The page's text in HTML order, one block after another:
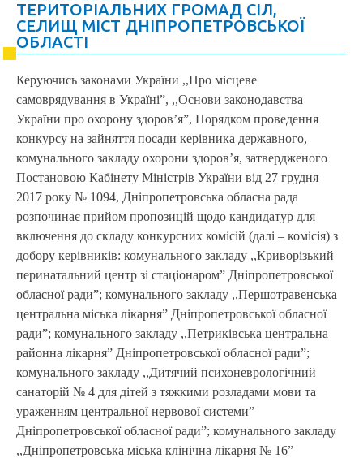
ТЕРИТОРІАЛЬНИХ ГРОМАД СІЛ,
СЕЛИЩ МІСТ ДНІПРОПЕТРОВСЬКОЇ
ОБЛАСТІ
Керуючись законами України ,,Про місцеве
самоврядування в Україні”, ,,Основи законодавства
України про охорону здоров’я”, Порядком проведення
конкурсу на зайняття посади керівника державного,
комунального закладу охорони здоров’я, затвердженого
Постановою Кабінету Міністрів України від 27 грудня
2017 року № 1094, Дніпропетровська обласна рада
розпочинає прийом пропозицій щодо кандидатур для
включення до складу конкурсних комісій (далі – комісія) з
добору керівників: комунального закладу ,,Криворізький
перинатальний центр зі стаціонаром” Дніпропетровської
обласної ради”; комунального закладу ,,Першотравенська
центральна міська лікарня” Дніпропетровської обласної
ради”; комунального закладу ,,Петриківська центральна
районна лікарня” Дніпропетровської обласної ради”;
комунального закладу ,,Дитячий психоневрологічний
санаторій № 4 для дітей з тяжкими розладами мови та
ураженням центральної нервової системи”
Дніпропетровської обласної ради”; комунального закладу
,,Дніпропетровська міська клінічна лікарня № 16”